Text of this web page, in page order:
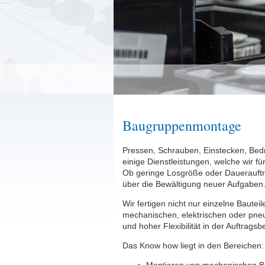
Baugruppenmontage
Pressen, Schrauben, Einstecken,
einige Dienstleistungen, welche wir
Ob geringe Losgröße oder
über die Bewältigung neuer Aufgaben.
Wir fertigen nicht nur einzelne
mechanischen, elektrischen oder
und hoher Flexibilität in der
Das Know how liegt in den Bereichen: